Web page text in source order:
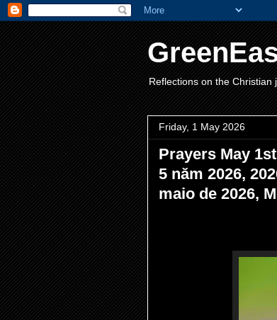
Reflections on the
Friday, 1 May 2026
Prayers May
5 năm 2026,
maio de 2026,